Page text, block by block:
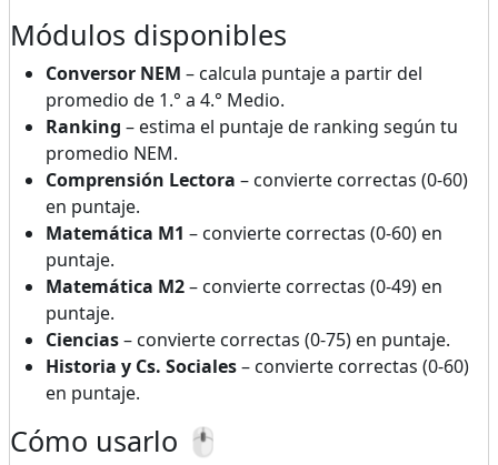
Módulos disponibles
Conversor NEM – calcula puntaje a partir del
promedio de 1.° a 4.° Medio.
Ranking – estima el puntaje de ranking según tu
promedio NEM.
Comprensión Lectora – convierte correctas (0-60)
en puntaje.
Matemática M1 – convierte correctas (0-60) en
puntaje.
Matemática M2– convierte correctas (0-49) en
puntaje.
Ciencias– convierte correctas (0-75) en puntaje.
Historia y Cs. Sociales– convierte correctas (0-60)
en puntaje.
Cómo usarlo 🖱️